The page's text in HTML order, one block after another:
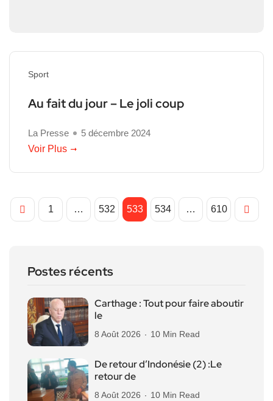
Sport
Au fait du jour – Le joli coup
La Presse
5 décembre 2024
Voir Plus
1 … 532 533 534 … 610
Postes récents
Carthage : Tout pour faire aboutir
le
8 Août 2026 10 Min Read
De retour d’Indonésie (2) :Le
retour de
8 Août 2026 10 Min Read